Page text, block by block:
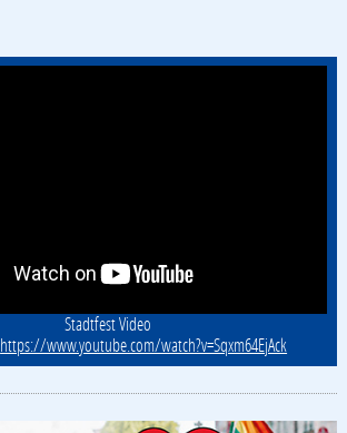
Stadtfest Video
https://www.youtube.com/watch?v=Sqxm64EjAck